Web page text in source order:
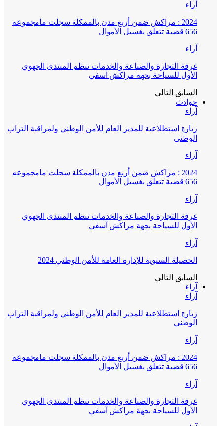
آراء
2024 : مراكش ضمن أربع مدن بالممكلة سجلت مامجموعه
656 قضية تتعلق بغسيل الأموال
آراء
غرفة التجارة والصناعة والخدمات تنظم المنتدى الجهوي
الأول للسياحة بجهة مراكش آسفي
السابق التالي
حوادث
آراء
زيارة استطلاعية للمدير العام للأمن الوطني ولمراقبة التراب
الوطني
آراء
2024 : مراكش ضمن أربع مدن بالممكلة سجلت مامجموعه
656 قضية تتعلق بغسيل الأموال
آراء
غرفة التجارة والصناعة والخدمات تنظم المنتدى الجهوي
الأول للسياحة بجهة مراكش آسفي
آراء
الحصيلة السنوية للإدارة العامة للأمن الوطني 2024
السابق التالي
آراء
آراء
زيارة استطلاعية للمدير العام للأمن الوطني ولمراقبة التراب
الوطني
آراء
2024 : مراكش ضمن أربع مدن بالممكلة سجلت مامجموعه
656 قضية تتعلق بغسيل الأموال
آراء
غرفة التجارة والصناعة والخدمات تنظم المنتدى الجهوي
الأول للسياحة بجهة مراكش آسفي